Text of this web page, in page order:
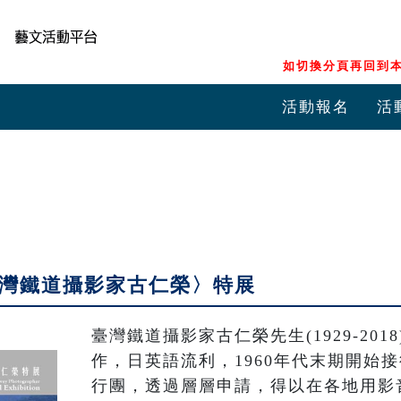
如切換分頁再回到
活動報名 活
鐵道攝影家古仁榮〉特展
臺灣鐵道攝影家古仁榮先生(1929-
作，日英語流利，1960年代末期開始
行團，透過層層申請，得以在各地用